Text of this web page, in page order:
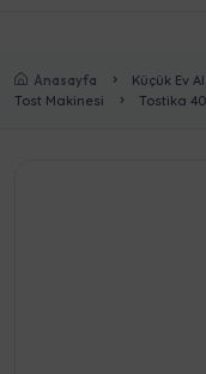
Anasayfa Küçük Ev
Tost Makinesi
Tostika